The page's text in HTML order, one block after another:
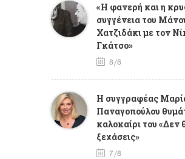
«Η φανερή και η
συγγένεια του
Χατζιδάκι με τον
Γκάτσο»
8/8
Η συγγραφέας
Παναγοπούλου
καλοκαίρι του «Δεν
ξεχάσεις»
7/8